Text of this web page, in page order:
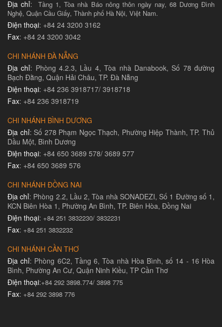
Địa chỉ:
Tầng 1, Tòa nhà Báo nông thôn ngày nay, 68 Dương Đình
Nghệ, Quận Cầu Giấy, Thành phố Hà Nội, Việt Nam.
Điện thoại: +84 24 3200 3162
Fax: +84 24 3200 3042
CHI NHÁNH ĐÀ NẴNG
Địa chỉ: Phòng 4.2.3, Lầu 4, Tòa nhà Danabook, Số 78 đường
Bạch Đằng, Quận Hải Châu, TP. Đà Nẵng
Điện thoại: +84 236 3918717/ 3918718
Fax: +84 236 3918719
CHI NHÁNH BÌNH DƯƠNG
Địa chỉ: Số 278 Phạm Ngọc Thạch, Phường Hiệp Thành, TP. Thủ
Dầu Một, Bình Dương
Điện thoại: +84 650 3689 578/ 3689 577
Fax: +84 650 3689 576
CHI NHÁNH ĐỒNG NAI
Địa chỉ: Phòng 2.2, Lầu 2, Tòa nhà SONADEZI, Số 1 Đường số 1,
KCN Biên Hòa 1, Phường An Bình, TP. Biên Hòa, Đồng Nai
Điện thoại: +84 251 3832230/ 3832231​
Fax: +84 251 3832232
CHI NHÁNH CẦN THƠ
Địa chỉ: Phòng 6C2, Tầng 6, Tòa nhà Hòa Bình, số 14 - 16 Hòa
Bình, Phường An Cư, Quận Ninh Kiều, TP Cần Thơ
Điện thoại:+84 292 3898.774/ 3898 775
Fax: +84 292 3898 776